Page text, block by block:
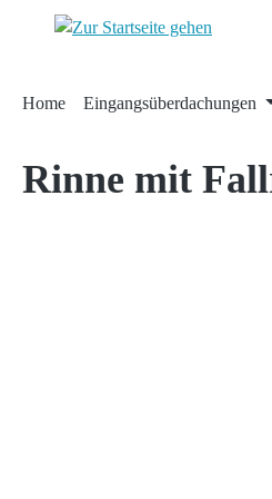
Hauptinhalt springen
Zur Suche springen
Zur Hauptnavigation springen
Home Eingangsüberdachungen
Rinne mit